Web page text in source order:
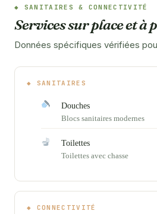
SANITAIRES & CONNECTIVITÉ
Services sur place et à
Données spécifiques vérifiées
SANITAIRES
Douches
Blocs sanitaires modernes
Toilettes
Toilettes avec chasse
CONNECTIVITÉ